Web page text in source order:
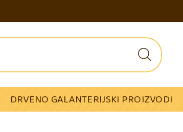
DRVENO GALANTERIJSKI PROIZVODI